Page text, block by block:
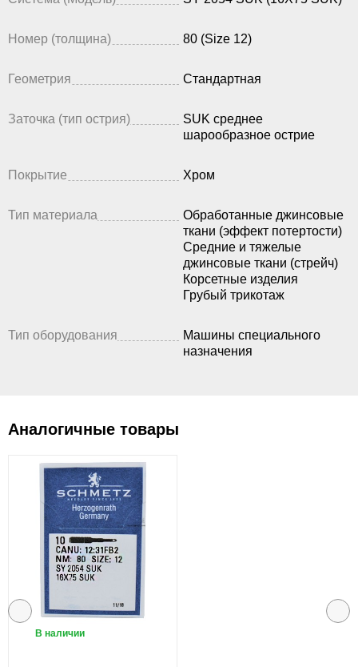
Номер (толщина) 80 (Size 12)
Геометрия Стандартная
Заточка (тип острия)
SUK среднее
шарообразное острие
Покрытие Хром
Тип материала
Обработанные джинсовые
ткани (эффект потертости)
Средние и тяжелые
джинсовые ткани (стрейч)
Корсетные изделия
Грубый трикотаж
Тип оборудования
Машины специального
назначения
Аналогичные товары
В наличии